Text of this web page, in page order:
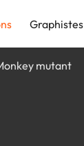
Graphistes
mutant